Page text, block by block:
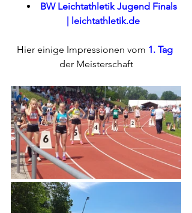
BW Leichtathletik Jugend Finals
leichtathletik.de
Hier einige Impressionen vom 1. Tag
der Meisterschaft